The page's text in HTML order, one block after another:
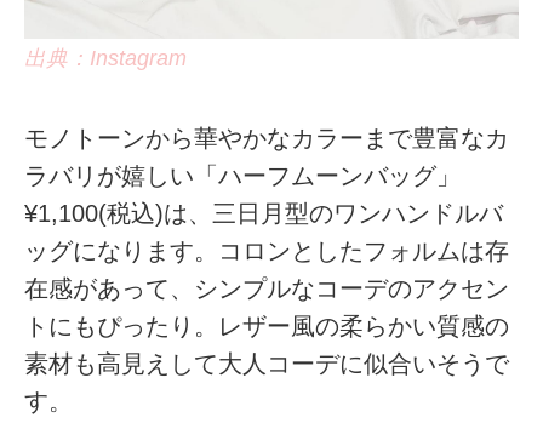
出典：Instagram
モノトーンから華やかなカラーまで豊富なカ
ラバリが嬉しい「ハーフムーンバッグ」
¥1,100(税込)は、三日月型のワンハンドルバ
ッグになります。コロンとしたフォルムは存
在感があって、シンプルなコーデのアクセン
トにもぴったり。レザー風の柔らかい質感の
素材も高見えして大人コーデに似合いそうで
す。